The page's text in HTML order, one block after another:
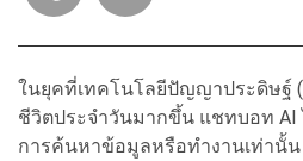
ในยุคที่เทคโนโลยีปัญญาประดิษฐ์
ชีวิตประจำวันมากขึ้น แชทบอท AI
การค้นหาข้อมูลหรือทำงานเท่านั้